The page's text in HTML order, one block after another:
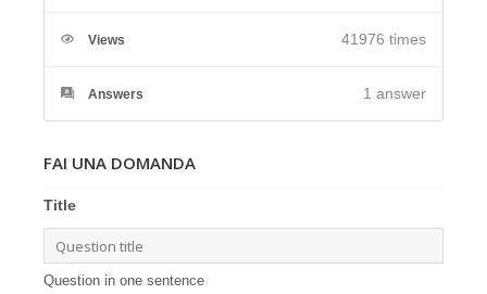
Views 41976 times
Answers 1 answer
FAI UNA DOMANDA
Title
Question in one sentence